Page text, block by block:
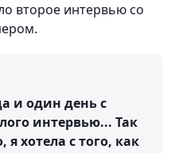
второе интервью со
и один день с
интервью... Так
я хотела с того, как